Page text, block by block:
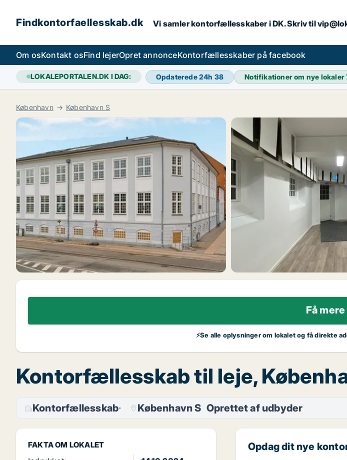
Findkontorfaellesskab.dk Vi samler kontorfællesskaber i DK. Skriv til
Om osKontakt osFind lejerOpret annonceKontorfællesskaber på facebook
LOKALEPORTALEN.DK I DAG: Opdaterede 24h 38 Notifikationer om nye lokaler
København København S
Få
⚡Se alle oplysninger om lokalet og få direkte
Kontorfællesskab til leje,
Kontorfællesskab København S Oprettet af udbyder
FAKTA OM LOKALET Opdag dit nye